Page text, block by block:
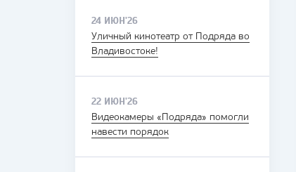
24 ИЮН'26
Уличный кинотеатр от Подряда во
Владивостоке!
22 ИЮН'26
Видеокамеры «Подряда» помогли
навести порядок